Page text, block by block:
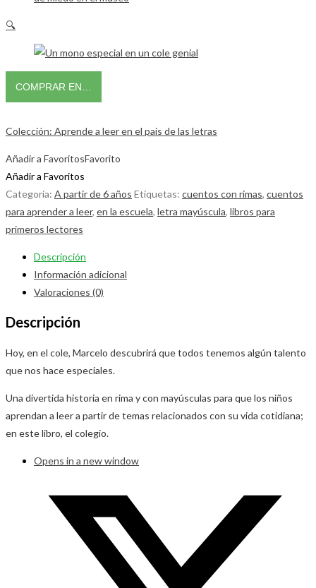
🔍
COMPRAR EN…
Colección: Aprende a leer en el país de las letras
Añadir a FavoritosFavorito
Añadir a Favoritos
Categoría: A partir de 6 años Etiquetas: cuentos con rimas, cuentos
para aprender a leer, en la escuela, letra mayúscula, libros para
primeros lectores
Descripción
Información adicional
Valoraciones (0)
Descripción
Hoy, en el cole, Marcelo descubrirá que todos tenemos algún talento
que nos hace especiales.
Una divertida historia en rima y con mayúsculas para que los niños
aprendan a leer a partir de temas relacionados con su vida cotidiana;
en este libro, el colegio.
Opens in a new window